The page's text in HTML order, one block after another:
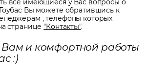
все имеющиеся у Вас вопросы о
Вы можете обратившись к
, телефоны которых
странице "Контакты".
и комфортной работы
:)